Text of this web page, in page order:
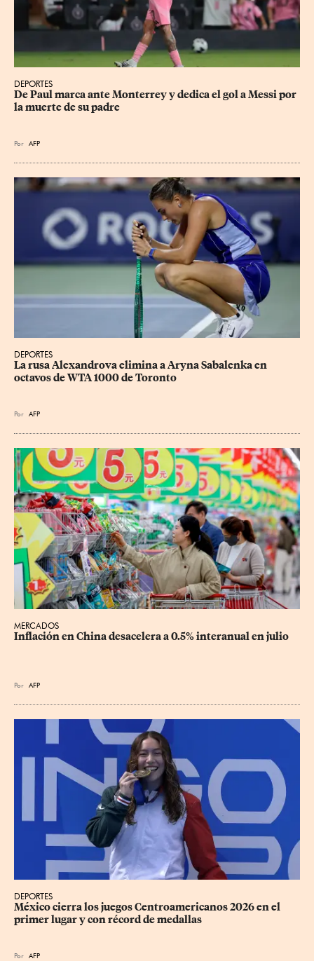
DEPORTES
De Paul marca ante Monterrey y dedica el gol a Messi por
la muerte de su padre
Por AFP
DEPORTES
La rusa Alexandrova elimina a Aryna Sabalenka en
octavos de WTA 1000 de Toronto
Por AFP
MERCADOS
Inflación en China desacelera a 0.5% interanual en julio
Por AFP
DEPORTES
México cierra los juegos Centroamericanos 2026 en el
primer lugar y con récord de medallas
Por AFP